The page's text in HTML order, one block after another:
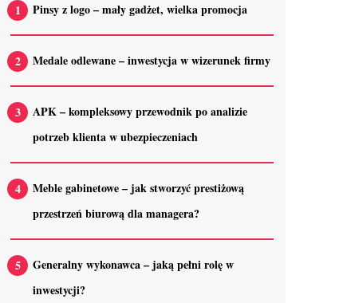
Pinsy z logo – mały gadżet, wielka promocja
Medale odlewane – inwestycja w wizerunek firmy
APK – kompleksowy przewodnik po analizie
potrzeb klienta w ubezpieczeniach
Meble gabinetowe – jak stworzyć prestiżową
przestrzeń biurową dla managera?
Generalny wykonawca – jaką pełni rolę w
inwestycji?